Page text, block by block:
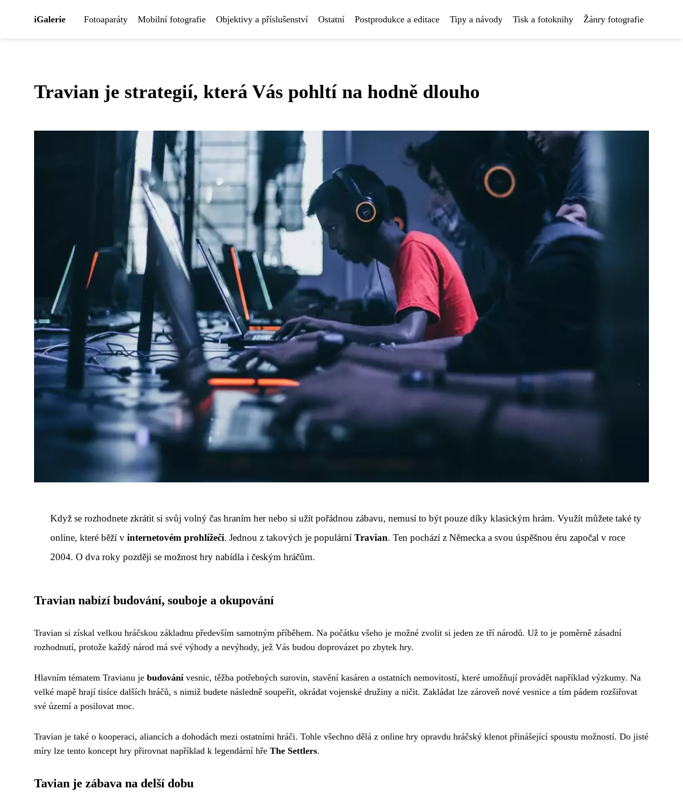
iGalerie Fotoaparáty Mobilní fotografie Objektivy a příslušenství Ostatní Postprodukce a editace Tipy a návody Tisk a fotoknihy Žánry fotografie
Travian je strategií, která Vás pohltí na hodně dlouho
Když se rozhodnete zkrátit si svůj volný čas hraním her nebo si užít pořádnou zábavu, nemusí to být pouze díky klasickým hrám. Využít můžete také ty
online, které běží v internetovém prohlížeči. Jednou z takových je populární Travian. Ten pochází z Německa a svou úspěšnou éru započal v roce
2004. O dva roky později se možnost hry nabídla i českým hráčům.
Travian nabízí budování, souboje a okupování
Travian si získal velkou hráčskou základnu především samotným příběhem. Na počátku všeho je možné zvolit si jeden ze tří národů. Už to je poměrně zásadní
rozhodnutí, protože každý národ má své výhody a nevýhody, jež Vás budou doprovázet po zbytek hry.
Hlavním tématem Travianu je budovánívesnic, těžba potřebných surovin, stavění kasáren a ostatních nemovitostí, které umožňují provádět například výzkumy. Na
velké mapě hrají tisíce dalších hráčů, s nimiž budete následně soupeřit, okrádat vojenské družiny a ničit. Zakládat lze zároveň nové vesnice a tím pádem rozšiřovat
své území a posilovat moc.
Travian je také o kooperaci, aliancích a dohodách mezi ostatními hráči. Tohle všechno dělá z online hry opravdu hráčský klenot přinášející spoustu možností. Do jisté
míry lze tento koncept hry přirovnat například k legendární hře The Settlers.
Tavian je zábava na delší dobu